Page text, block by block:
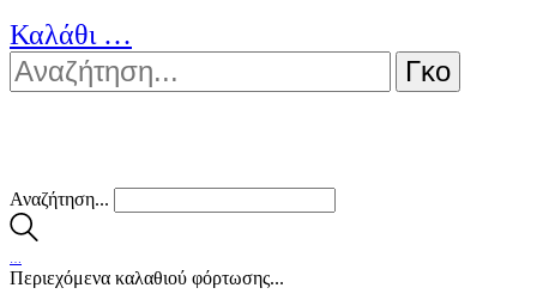
Καλάθι …
Αναζήτηση...
Περιεχόμενα καλαθιού φόρτωσης...